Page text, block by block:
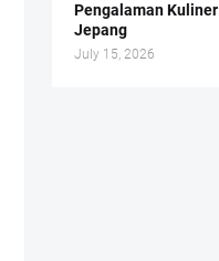
Pengalaman Kuliner
Jepang
July 15, 2026